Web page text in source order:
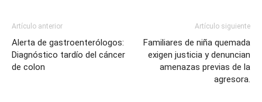
Artículo anterior
Alerta de gastroenterólogos:
Diagnóstico tardío del cáncer
de colon
Artículo siguiente
Familiares de niña quemada
exigen justicia y denuncian
amenazas previas de la
agresora.